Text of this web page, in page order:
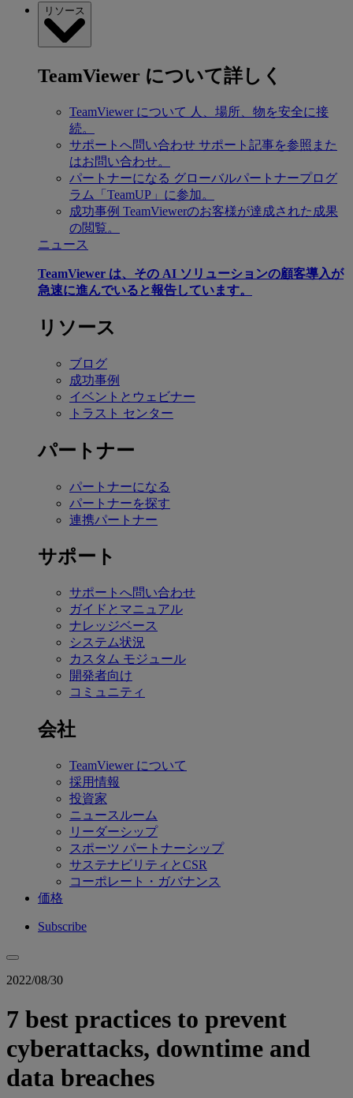
リソース
TeamViewer について詳しく
TeamViewer について 人、場所、物を安全に接
続。
サポートへ問い合わせ サポート記事を参照また
はお問い合わせ。
パートナーになる グローバルパートナープログ
ラム「TeamUP」に参加。
成功事例 TeamViewerのお客様が達成された成果
の閲覧。
ニュース
TeamViewer は、その AI ソリューションの顧客導入が
急速に進んでいると報告しています。
リソース
ブログ
成功事例
イベントとウェビナー
トラスト センター
パートナー
パートナーになる
パートナーを探す
連携パートナー
サポート
サポートへ問い合わせ
ガイドとマニュアル
ナレッジベース
システム状況
カスタム モジュール
開発者向け
コミュニティ
会社
TeamViewer について
採用情報
投資家
ニュースルーム
リーダーシップ
スポーツ パートナーシップ
サステナビリティとCSR
コーポレート・ガバナンス
価格
Subscribe
2022/08/30
7 best practices to prevent
cyberattacks, downtime and
data breaches